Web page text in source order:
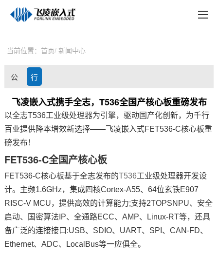
技术与支持
在线文档
方案定制
天猫商城
淘宝商城
新闻中心
在线购买
当前位置： 首页 新闻中心
公
司
动
态
行
业
资
飞凌嵌入式携手全志，T536全国产核心板重磅发布
以全志T536工业级处理器为引擎，驱动国产化创新，为千行
百业提供降本增效新选择——飞凌嵌入式FET536-C核心板重
磅发布！
FET536-C全国产核心板
FET536-C核心板基于全志发布的T536工业级处理器开发设
计。主频1.6GHz，集成四核Cortex-A55、64位玄铁E907
RISC-V MCU，提供高效的计算能力;支持2TOPSNPU、安全
启动、国密算法IP、全通路ECC、AMP、Linux-RT等，还具
备广泛的连接接口:USB、SDIO、UART、 SPI 、CAN-FD、
Ethernet、ADC、LocalBus等一应俱全。